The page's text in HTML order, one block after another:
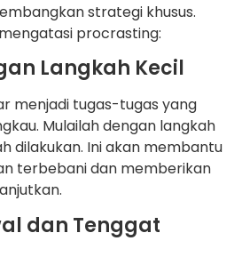
strategi khusus.
procrasting:
Langkah Kecil
menjadi tugas-tugas yang
Mulailah dengan langkah
dilakukan. Ini akan membantu
terbebani dan memberikan
dan Tenggat